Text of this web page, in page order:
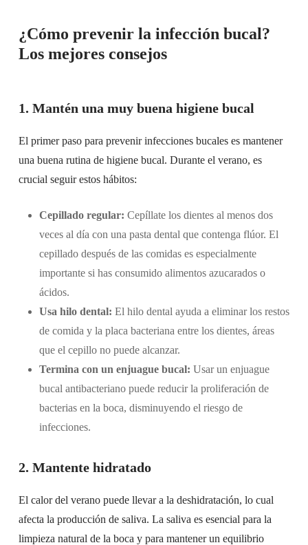
¿Cómo prevenir la infección bucal?
Los mejores consejos
1. Mantén una muy buena higiene bucal
El primer paso para prevenir infecciones bucales es mantener
una buena rutina de higiene bucal. Durante el verano, es
crucial seguir estos hábitos:
Cepillado regular: Cepíllate los dientes al menos dos
veces al día con una pasta dental que contenga flúor. El
cepillado después de las comidas es especialmente
importante si has consumido alimentos azucarados o
ácidos.
Usa hilo dental: El hilo dental ayuda a eliminar los restos
de comida y la placa bacteriana entre los dientes, áreas
que el cepillo no puede alcanzar.
Termina con un enjuague bucal: Usar un enjuague
bucal antibacteriano puede reducir la proliferación de
bacterias en la boca, disminuyendo el riesgo de
infecciones.
2. Mantente hidratado
El calor del verano puede llevar a la deshidratación, lo cual
afecta la producción de saliva. La saliva es esencial para la
limpieza natural de la boca y para mantener un equilibrio